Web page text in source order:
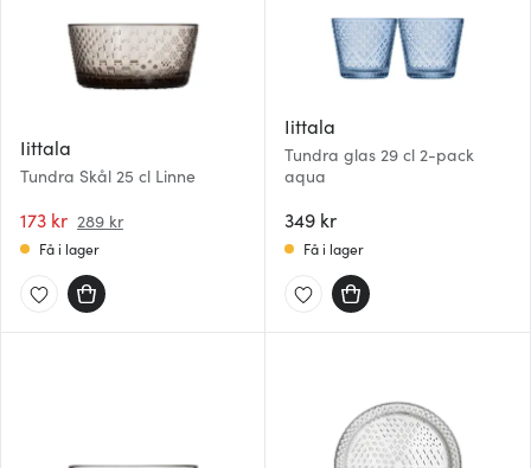
Iittala
Tundra Skål 25 cl Linne
173 kr 289 kr
Få i lager
Iittala
Tundra glas 29 cl 2-pack
aqua
349 kr
Få i lager